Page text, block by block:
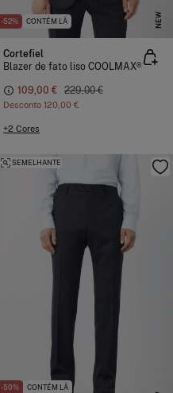
-52% CONTÉM LÃ NEW
Cortefiel
Blazer de fato liso COOLMAX®
109,00 € 229,00 €
Desconto 120,00 €
+2 Cores
-50% CONTÉM LÃ
SEMELHANTE